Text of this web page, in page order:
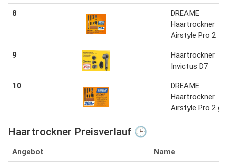
8
DREAME
Haartrockner
Airstyle Pro 2
9
Haartrockner
Invictus D7
10
DREAME
Haartrockner
Airstyle Pro 2
Haartrockner Preisverlauf 🕒
Angebot Name